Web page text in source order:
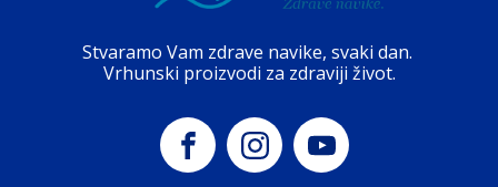
Stvaramo Vam zdrave navike, svaki dan.
Vrhunski proizvodi za zdraviji život.